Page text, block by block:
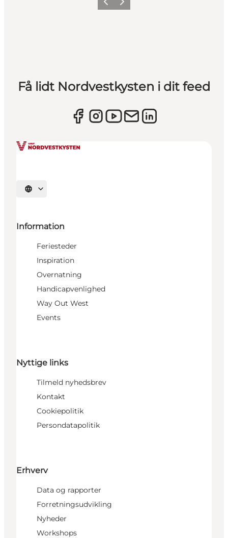
ForrigeNæste
Få lidt Nordvestkysten i dit feed
Vælg sprog
Information
Feriesteder
Inspiration
Overnatning
Handicapvenlighed
Way Out West
Events
Nyttige links
Tilmeld nyhedsbrev
Kontakt
Cookiepolitik
Persondatapolitik
Erhverv
Data og rapporter
Forretningsudvikling
Nyheder
Workshops